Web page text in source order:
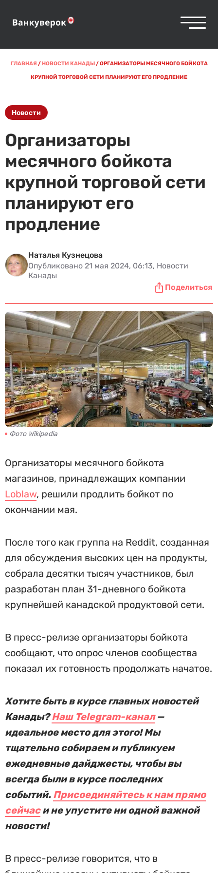
ГЛАВНАЯ /НОВОСТИ КАНАДЫ/ОРГАНИЗАТОРЫ МЕСЯЧНОГО БОЙКОТА
КРУПНОЙ ТОРГОВОЙ СЕТИ ПЛАНИРУЮТ ЕГО ПРОДЛЕНИЕ
Новости
Организаторы
месячного бойкота
крупной торговой сети
планируют его
продление
Наталья Кузнецова
Опубликовано 21 мая 2024, 06:13, Новости
Канады
Поделиться
Фото Wikipedia
Организаторы месячного бойкота
магазинов, принадлежащих компании
Loblaw, решили продлить бойкот по
окончании мая.
После того как группа на Reddit, созданная
для обсуждения высоких цен на продукты,
собрала десятки тысяч участников, был
разработан план 31-дневного бойкота
крупнейшей канадской продуктовой сети.
В пресс-релизе организаторы бойкота
сообщают, что опрос членов сообщества
показал их готовность продолжать начатое.
Хотите быть в курсе главных новостей
Канады?Наш Telegram-канал—
идеальное место для этого! Мы
тщательно собираем и публикуем
ежедневные дайджесты, чтобы вы
всегда были в курсе последних
событий. Присоединяйтесь к нам прямо
сейчаси не упустите ни одной важной
новости!
В пресс-релизе говорится, что в